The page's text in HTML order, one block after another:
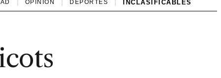
OPINIÓN DEPORTES INCLASIFICABLES